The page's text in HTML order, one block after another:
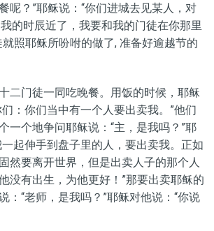
呢？”耶稣说：“你们进城去见某人，对
的时辰近了，我要和我的门徒在你那里
照耶稣所吩咐的做了, 准备好逾越节的
二门徒一同吃晚餐。用饭的时候，耶稣
：你们当中有一个人要出卖我。”他们
一个地争问耶稣说：“主，是我吗？”耶
起伸手到盘子里的人，要出卖我。正如
然要离开世界，但是出卖人子的那个人
没有出生，为他更好！”那要出卖耶稣的
：“老师，是我吗？”耶稣对他说：“你说